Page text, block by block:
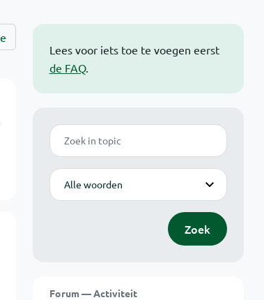
Lees voor iets toe te voegen eerst
de FAQ.
Zoek
Modus
Zoek
Forum — Activiteit